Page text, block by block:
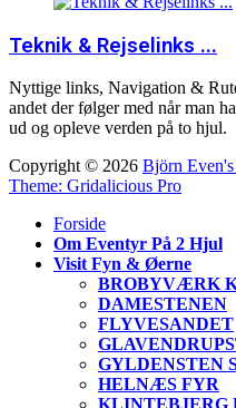
Teknik & Rejselinks ...
Nyttige links, Navigation &
andet der følger med når man
ud og opleve verden på to hjul.
Copyright © 2026 Björn
Theme: Gridalicious Pro
Forside
Om Eventyr På 2 Hjul
Visit Fyn & Øerne
BROBYVÆRK
DAMESTENEN
FLYVESANDET
GYLDENSTEN
HELNÆS FYR